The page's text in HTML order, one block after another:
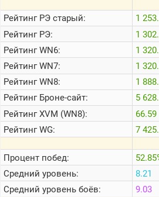
Цветовая
шкала
Теlegram
ВК
Портал
Мира
Танков
РейтингРЭ старый:
РейтингРЭ:
РейтингWN6:
РейтингWN7:
РейтингWN8:
РейтингБроне-сайт:
РейтингXVM (WN8):
РейтингWG:
Процент побед:
Средний уровень:
Средний уровень боёв:
1
1
1
1
1
5
66.59
7
8.21
9.03